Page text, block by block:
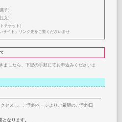
子）
文）
チケット）
サイト」リンク先をご覧くださいませ
ましたら、下記の手順にてお申込みくださいま
セスし、ご予約ページよりご希望のご予約日
なります。